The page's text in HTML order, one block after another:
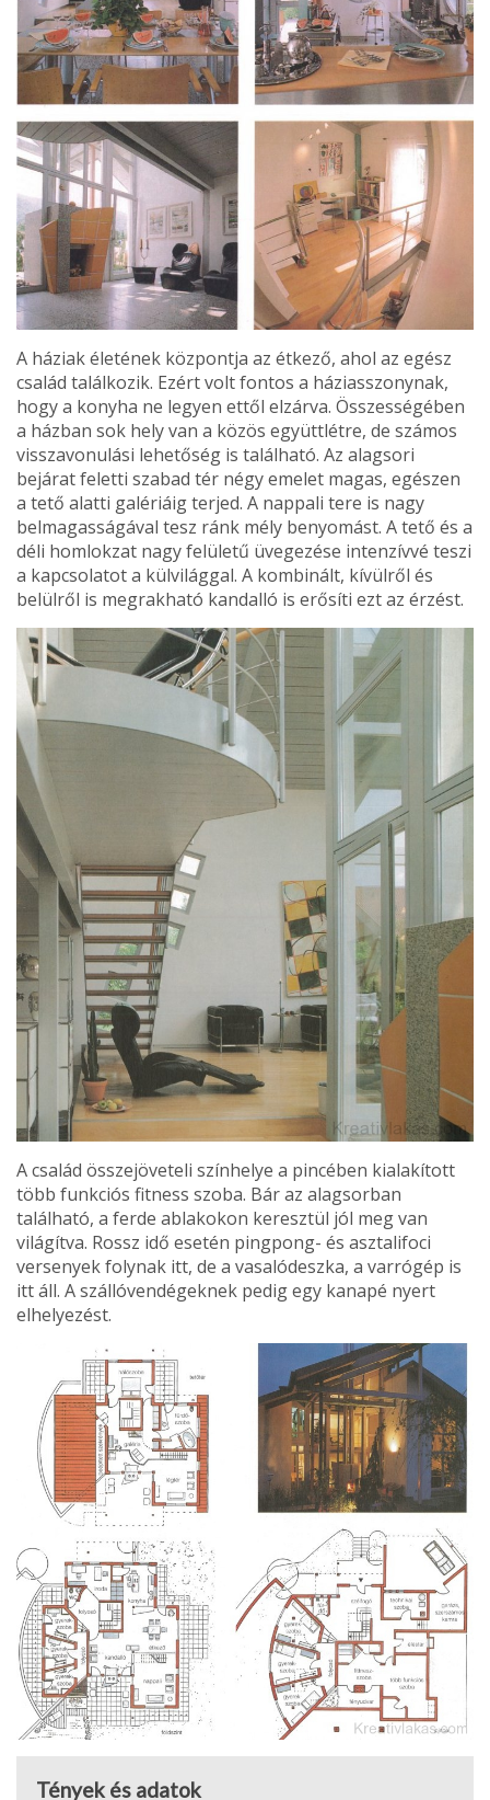
A háziak életének köz­pontja az étkező, ahol az egész
család találkozik. Ezért volt fontos a háziasszonynak,
hogy a konyha ne legyen et­től elzárva. Összességében
a házban sok hely van a közös együttlétre, de számos
vissza­vonulási lehetőség is találha­tó. Az alagsori
bejárat feletti szabad tér négy emelet ma­gas, egészen
a tető alatti ga­lériáig terjed. A nappali tere is nagy
belmagasságával tesz ránk mély benyomást. A tető és a
déli homlokzat nagy felületű üvegezése intenzívvé teszi
a kapcsolatot a külvi­lággal. A kombinált, kívülről és
belülről is megrakható kan­dalló is erősíti ezt az érzést.
A család összejöveteli szín­helye a pincében kialakított
több funkciós fitness szoba. Bár az alagsorban
található, a ferde ablakokon keresztül jól meg van
világítva. Rossz idő esetén pingpong- és asztali­foci
versenyek folynak itt, de a vasalódeszka, a varrógép is
itt áll. A szállóvendégeknek pedig egy kanapé nyert
elhelyezést.
Tények és adatok